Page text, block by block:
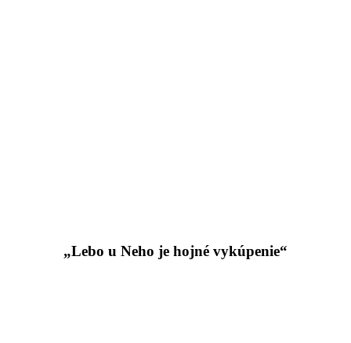
„Lebo u Neho je hojné vykúpenie“